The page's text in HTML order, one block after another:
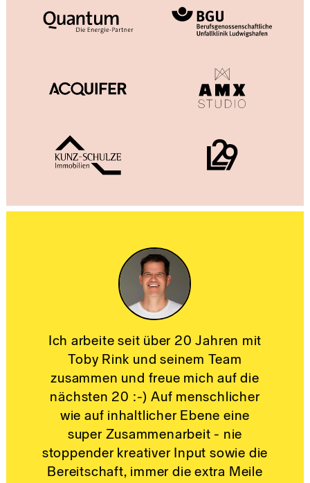
Ich arbeite seit über 20 Jahren mit
Toby Rink und seinem Team
zusammen und freue mich auf die
nächsten 20 :-) Auf menschlicher
wie auf inhaltlicher Ebene eine
super Zusammenarbeit - nie
stoppender kreativer Input sowie die
Bereitschaft, immer die extra Meile